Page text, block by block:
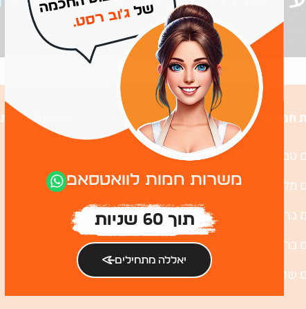
חמות
טבחים
מלצרים
ברמנים
בריסטות
שפים
משרות לפי
שירות
כללי וניקיון
שלג'וב רסט.
משרות חמות לוואטסאפ
תוך 60 שניות
יאללה מתחילים